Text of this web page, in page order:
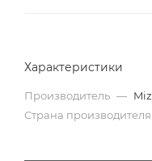
Характеристики
Производитель —
Страна производителя